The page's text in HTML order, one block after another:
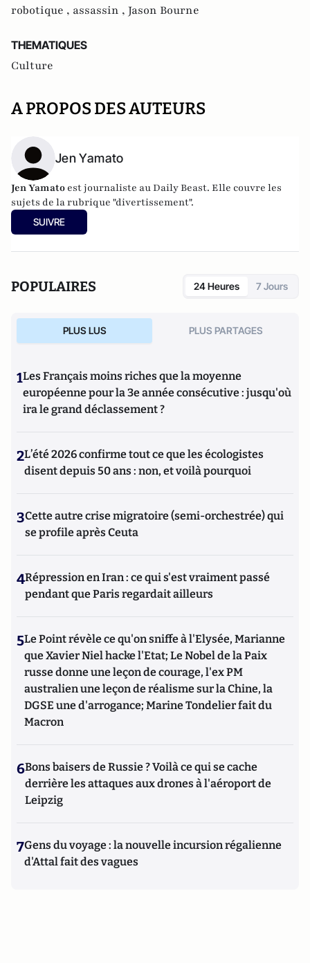
robotique , assassin , Jason Bourne
THEMATIQUES
Culture
A PROPOS DES AUTEURS
Jen Yamato
Jen Yamato est journaliste au Daily Beast. Elle couvre les
sujets de la rubrique "divertissement".
SUIVRE
POPULAIRES 24 Heures 7 Jours
PLUS LUS PLUS PARTAGES
1Les Français moins riches que la moyenne
européenne pour la 3e année consécutive : jusqu'où
ira le grand déclassement ?
2L’été 2026 confirme tout ce que les écologistes
disent depuis 50 ans : non, et voilà pourquoi
3Cette autre crise migratoire (semi-orchestrée) qui
se profile après Ceuta
4Répression en Iran : ce qui s'est vraiment passé
pendant que Paris regardait ailleurs
5Le Point révèle ce qu'on sniffe à l'Elysée, Marianne
que Xavier Niel hacke l'Etat; Le Nobel de la Paix
russe donne une leçon de courage, l'ex PM
australien une leçon de réalisme sur la Chine, la
DGSE une d'arrogance; Marine Tondelier fait du
Macron
6Bons baisers de Russie ? Voilà ce qui se cache
derrière les attaques aux drones à l'aéroport de
Leipzig
7Gens du voyage : la nouvelle incursion régalienne
d'Attal fait des vagues